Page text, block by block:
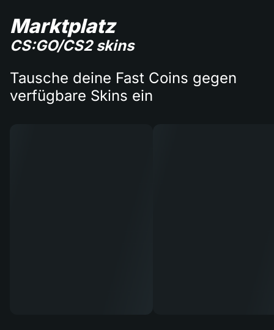
Marktplatz
CS:GO/CS2 skins
Tausche deine Fast Coins gegen
verfügbare Skins ein